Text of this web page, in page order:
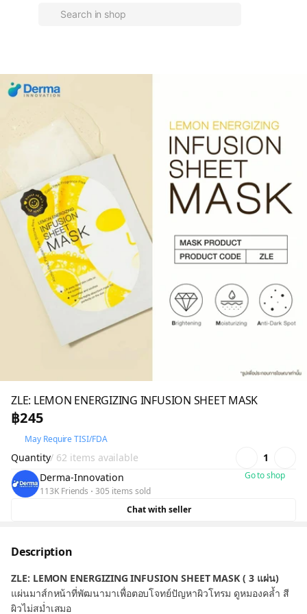
ZLE: LEMON ENERGIZING INFUSION SHEET MASK
฿245
May Require TISI/FDA
Quantity/ 62 items available
1
Derma-Innovation
113K Friends 305 items sold
Go to shop
Chat with seller
Description
ZLE: LEMON ENERGIZING INFUSION SHEET MASK ( 3 แผ่น)
แผ่นมาส์กหน้าที่พัฒนามาเพื่อตอบโจทย์ปัญหาผิวโทรม ดูหมองคล้ำ สี
ผิวไม่สม่ำเสมอ